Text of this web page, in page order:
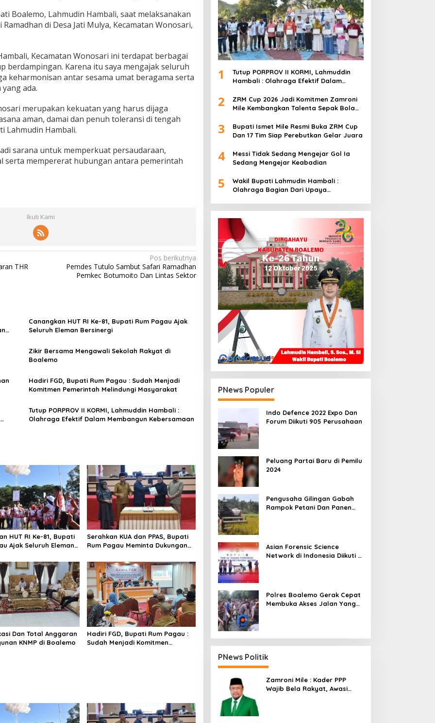
Boalemo, Lahmudin Hambali, saat melaksanakan
di Desa Jati Mulya, Kecamatan Wonosari,
Kecamatan Wonosari ini terdapat berbagai
berdampingan. Karena itu saya mengajak seluruh
keharmonisan antar sesama umat beragama serta
ada.
merupakan kekuatan yang harus dijaga
aman, damai dan penuh toleransi di tengah
Lahmudin Hambali.
sarana untuk memperkuat persaudaraan,
serta mempererat hubungan antara pemerintah
Ikuti Kami
THR
Pos berikutnya
Pemdes Tutulo Sambut Safari Ramadhan
Pemkec Botumoito Dan Lintas Sektor
Canangkan HUT RI Ke-81, Bupati Rum Pagau Ajak
Seluruh Eleman Bersinergi
Zikir Bersama Mengawali Sekolah Rakyat di
Boalemo
Hadiri FGD, Bupati Rum Pagau : Sudah Menjadi
Komitmen Pemerintah Melindungi Masyarakat
Tutup PORPROV II KORMI, Lahmuddin Hambali :
Olahraga Efektif Dalam Membangun Kebersamaan
HUT RI Ke-81, Bupati
Ajak Seluruh Eleman
Serahkan KUA dan PPAS, Bupati
Rum Pagau Meminta Dukungan
Dan Total Anggaran
KNMP di Boalemo
Hadiri FGD, Bupati Rum Pagau :
Sudah Menjadi Komitmen
1
Tutup PORPROV II KORMI, Lahmuddin
Hambali : Olahraga Efektif Dalam
2
ZRM Cup 2026 Jadi Komitmen Zamroni
Mile Kembangkan Talenta Sepak Bola
3
Bupati Ismet Mile Resmi Buka ZRM Cup
Dan 17 Tim Siap Perebutkan Gelar Juara
4
Messi Tidak Sedang Mengejar Gol Ia
Sedang Mengejar Keabadian
5
Wakil Bupati Lahmudin Hambali :
Olahraga Bagian Dari Upaya
PNews Populer
Indo Defence 2022 Expo Dan
Forum Diikuti 905 Perusahaan
Peluang Partai Baru di Pemilu
2024
Pengusaha Gilingan Gabah
Rampok Petani Dan Panen
Asian Forensic Science
Network di Indonesia Diikuti 17
Polres Boalemo Gerak Cepat
Membuka Akses Jalan Yang
PNews Politik
Zamroni Mile : Kader PPP
Wajib Bela Rakyat, Awasi